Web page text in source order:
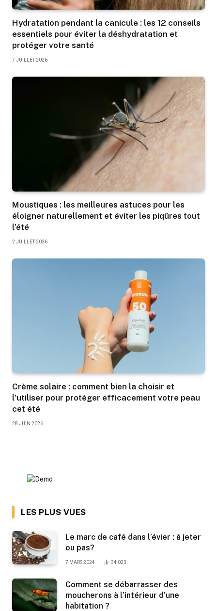
Hydratation pendant la canicule : les 12 conseils
essentiels pour éviter la déshydratation et
protéger votre santé
7 JUILLET 2026
Moustiques : les meilleures astuces pour les
éloigner naturellement et éviter les piqûres tout
l’été
2 JUILLET 2026
Crème solaire : comment bien la choisir et
l’utiliser pour protéger efficacement votre peau
cet été
28 JUIN 2026
LES PLUS VUES
Le marc de café dans l’évier : à jeter
ou pas?
7 MARS 2024 34 023
Comment se débarrasser des
moucherons à l’intérieur d’une
habitation ?